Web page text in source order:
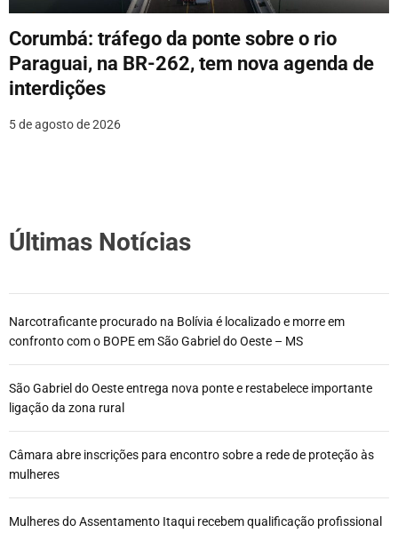
Corumbá: tráfego da ponte sobre o rio
Paraguai, na BR-262, tem nova agenda de
interdições
5 de agosto de 2026
Últimas Notícias
Narcotraficante procurado na Bolívia é localizado e morre em
confronto com o BOPE em São Gabriel do Oeste – MS
São Gabriel do Oeste entrega nova ponte e restabelece importante
ligação da zona rural
Câmara abre inscrições para encontro sobre a rede de proteção às
mulheres
Mulheres do Assentamento Itaqui recebem qualificação profissional